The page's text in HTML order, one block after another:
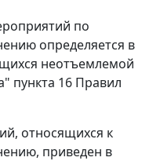
по
определяется в
неотъемлемой
пункта 16 Правил
относящихся к
приведен в